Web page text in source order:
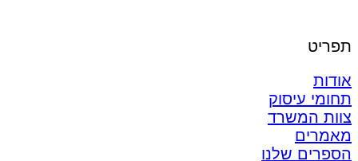
תפריט
אודות
תחומי עיסוק
צוות המשרד
מאמרים
הספרים שלנו